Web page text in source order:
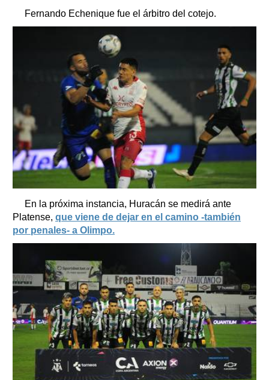
Fernando Echenique fue el árbitro del cotejo.
En la próxima instancia, Huracán se medirá ante
Platense, que viene de dejar en el camino -también
por penales- a Olimpo.